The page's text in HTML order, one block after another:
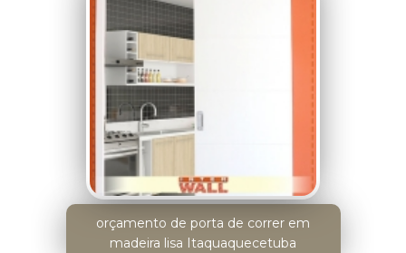
orçamento de porta de correr em
madeira lisa Itaquaquecetuba